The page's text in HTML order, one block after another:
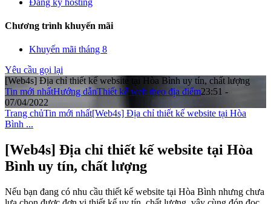
Chương trình khuyến mãi
Khuyến mãi tháng 8
Yêu cầu gọi lại
[Web4s] Địa chỉ thiết kế website tại Hòa Bình uy tín, chất lượng
Tin mới nhấtHướng dẫnThiết kế web theo địa điểm23:51 -
07/04/2022
Trang chủTin mới nhất[Web4s] Địa chỉ thiết kế website tại Hòa
Bình ...
[Web4s] Địa chỉ thiết kế website tại Hòa
Bình uy tín, chất lượng
Nếu bạn đang có nhu cầu thiết kế website tại Hòa Bình nhưng chưa